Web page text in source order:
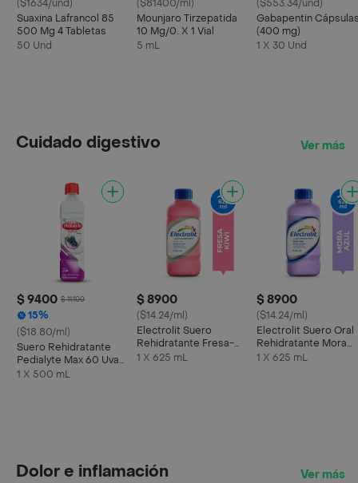
($1634/und)
Suaxina Lafrancol 85
500 Mg 4 Tabletas
50 Und
($81400/ml)
Mounjaro Tirzepatida
10 Mg/0. X 1 Vial
5 mL
($553.34/und)
Gabapentin
(400 mg)
1 X 30 Und
Cuidado digestivo Ver más
$ 9400 $ 11.100
15%
($18.80/ml)
Suero Rehidratante
Pedialyte Max 60 Uva
Frasco 500 mL
1 X 500 mL
$ 8900
($14.24/ml)
Electrolit Suero
Rehidratante Fresa-
Kiwi
1 X 625 mL
$ 8900
($14.24/ml)
Electrolit Suero Oral
Rehidratante Mora
Azul
1 X 625 mL
Dolor e inflamación Ver más